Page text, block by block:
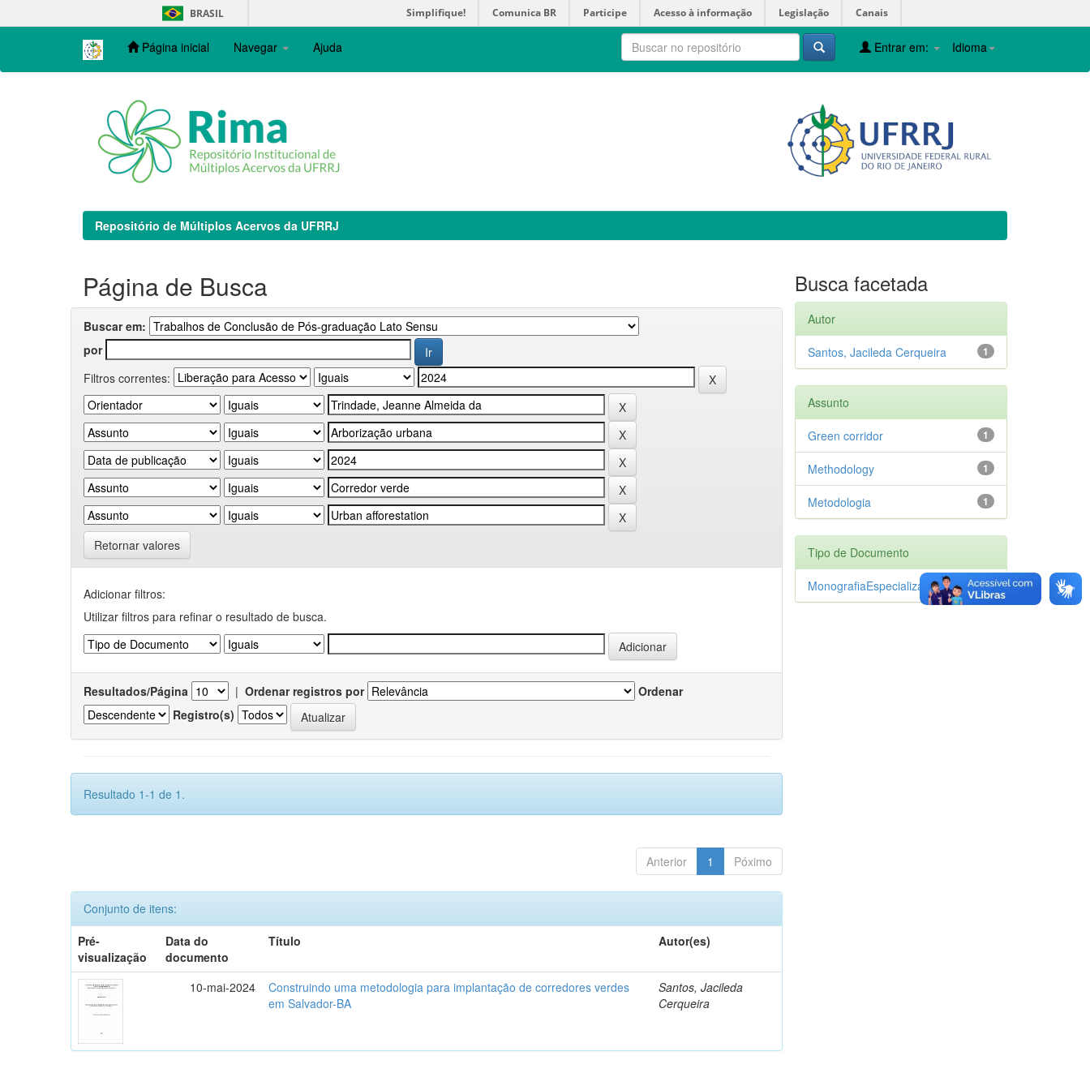
navigation
BRASIL Simplifique! Comunica BR Participe Acesso à informação Legislação Canais
Página inicial Navegar Ajuda Idioma
Entrar em:
Repositório de Múltiplos Acervos da UFRRJ
Página de Busca
Buscar em:
por
Filtros correntes:
Retornar valores
Adicionar filtros:
Utilizar filtros para refinar o resultado de busca.
Resultados/Página | Ordenar registros por
Ordenar
Registro(s)
Resultado 1-1 de 1.
Anterior 1 Póximo
Conjunto de itens:
Pré-
visualização
Data do
documento
Título Autor(es)
10-mai-2024
Construindo uma metodologia para implantação de corredores verdes
em Salvador-BA
Santos, Jacileda
Cerqueira
Busca facetada
Autor
1
Santos, Jacileda Cerqueira
Assunto
1
Green corridor
1
Methodology
1
Metodologia
Tipo de Documento
1
MonografiaEspecializacao